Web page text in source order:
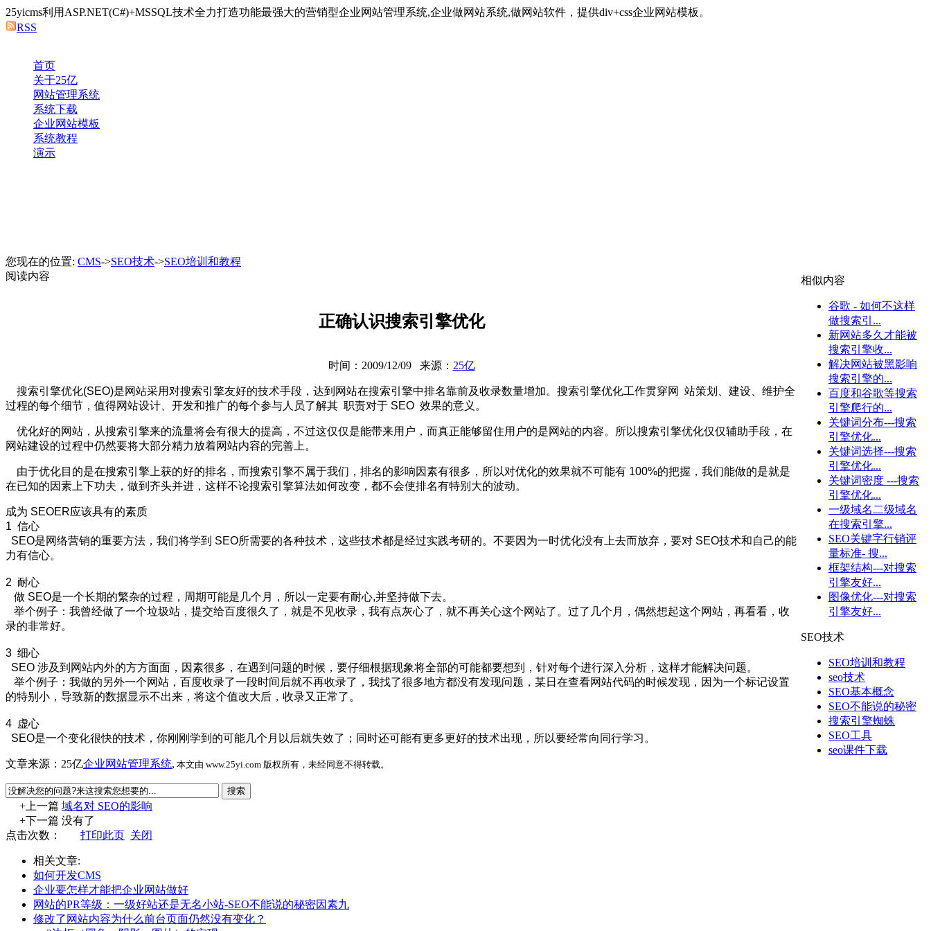
25yicms利用ASP.NET(C#)+MSSQL技术全力打造功能最强大的营销型企业网站管理系统,企业做网站系统,做网站软件，提供div+css企业网站模板。
RSS
首页
关于25亿
网站管理系统
系统下载
企业网站模板
系统教程
演示
您现在的位置: CMS->SEO技术->SEO培训和教程
阅读内容
正确认识搜索引擎优化
时间：2009/12/09 来源： 25亿
搜索引擎优化(SEO)是网站采用对搜索引擎友好的技术手段，达到网站在搜索引擎中排名靠前及收录数量增加。搜索引擎优化工作贯穿网 站策划、建设、维护全
过程的每个细节，值得网站设计、开发和推广的每个参与人员了解其 职责对于 SEO 效果的意义。
优化好的网站，从搜索引擎来的流量将会有很大的提高，不过这仅仅是能带来用户，而真正能够留住用户的是网站的内容。所以搜索引擎优化仅仅辅助手段，在
网站建设的过程中仍然要将大部分精力放着网站内容的完善上。
由于优化目的是在搜索引擎上获的好的排名，而搜索引擎不属于我们，排名的影响因素有很多，所以对优化的效果就不可能有 100%的把握，我们能做的是就是
在已知的因素上下功夫，做到齐头并进，这样不论搜索引擎算法如何改变，都不会使排名有特别大的波动。
成为 SEOER应该具有的素质
1 信心
SEO是网络营销的重要方法，我们将学到 SEO所需要的各种技术，这些技术都是经过实践考研的。不要因为一时优化没有上去而放弃，要对 SEO技术和自己的能
力有信心。
2 耐心
做 SEO是一个长期的繁杂的过程，周期可能是几个月，所以一定要有耐心,并坚持做下去。
举个例子：我曾经做了一个垃圾站，提交给百度很久了，就是不见收录，我有点灰心了，就不再关心这个网站了。过了几个月，偶然想起这个网站，再看看，收
录的非常好。
3 细心
SEO 涉及到网站内外的方方面面，因素很多，在遇到问题的时候，要仔细根据现象将全部的可能都要想到，针对每个进行深入分析，这样才能解决问题。
举个例子：我做的另外一个网站，百度收录了一段时间后就不再收录了，我找了很多地方都没有发现问题，某日在查看网站代码的时候发现，因为一个标记设置
的特别小，导致新的数据显示不出来，将这个值改大后，收录又正常了。
4 虚心
SEO是一个变化很快的技术，你刚刚学到的可能几个月以后就失效了；同时还可能有更多更好的技术出现，所以要经常向同行学习。
文章来源：25亿企业网站管理系统, 本文由 www.25yi.com 版权所有，未经同意不得转载。
+上一篇 域名对 SEO的影响
+下一篇 没有了
点击次数：
打印此页 关闭
相关文章:
如何开发CMS
企业要怎样才能把企业网站做好
网站的PR等级：一级好站还是无名小站-SEO不能说的秘密因素九
修改了网站内容为什么前台页面仍然没有变化？
相似内容
谷歌 - 如何不这样
做搜索引...
新网站多久才能被
搜索引擎收...
解决网站被黑影响
搜索引擎的...
百度和谷歌等搜索
引擎爬行的...
关键词分布---搜索
引擎优化...
关键词选择---搜索
引擎优化...
关键词密度 ---搜索
引擎优化...
一级域名二级域名
在搜索引擎...
SEO关键字行销评
量标准- 搜...
框架结构---对搜索
引擎友好...
图像优化---对搜索
引擎友好...
SEO技术
SEO培训和教程
seo技术
SEO基本概念
SEO不能说的秘密
搜索引擎蜘蛛
SEO工具
seo课件下载